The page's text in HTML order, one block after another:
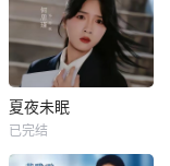
夏夜未眠
已完结